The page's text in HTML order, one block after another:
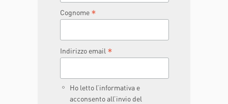
Cognome *
Indirizzo email *
Ho letto l’informativa e
acconsento all’invio del